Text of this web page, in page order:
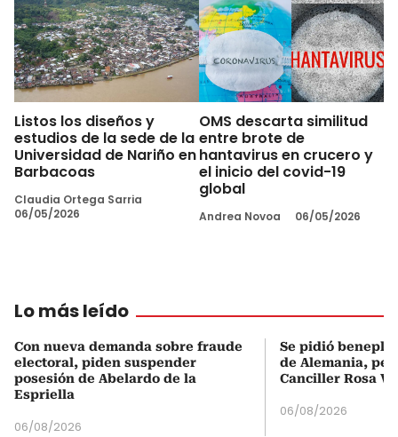
Listos los diseños y
estudios de la sede de la
Universidad de Nariño en
Barbacoas
Claudia Ortega Sarria
06/05/2026
OMS descarta similitud
entre brote de
hantavirus en crucero y
el inicio del covid-19
global
Andrea Novoa 06/05/2026
Lo más leído
Con nueva demanda sobre fraude
electoral, piden suspender
posesión de Abelardo de la
Espriella
06/08/2026
Se pidió
de Alemania,
Canciller Rosa
06/08/2026